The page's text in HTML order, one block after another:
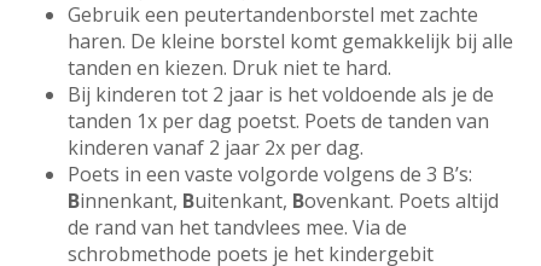
Gebruik een peutertandenborstel met zachte
haren. De kleine borstel komt gemakkelijk bij alle
tanden en kiezen. Druk niet te hard.
Bij kinderen tot 2 jaar is het voldoende als je de
tanden 1x per dag poetst. Poets de tanden van
kinderen vanaf 2 jaar 2x per dag.
Poets in een vaste volgorde volgens de 3 B’s:
Binnenkant, Buitenkant, Bovenkant. Poets altijd
de rand van het tandvlees mee. Via de
schrobmethode poets je het kindergebit